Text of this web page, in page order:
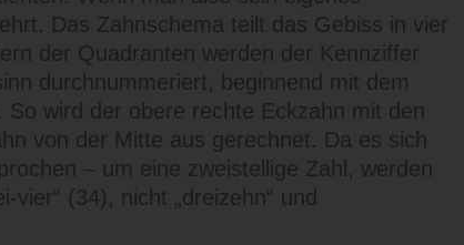
Das Zahnschema teilt das Gebiss in vier
der Quadranten werden der Kennziffer
durchnummeriert, beginnend mit dem
wird der obere rechte Eckzahn mit den
von der Mitte aus gerechnet. Da es sich
– um eine zweistellige Zahl, werden
(34), nicht „dreizehn“ und